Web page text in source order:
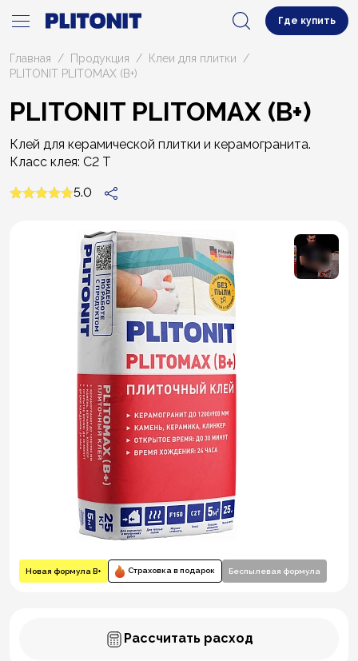
Где купить
Главная Продукция
Клеи для плитки
PLITONIT PLITOMAX (В+)
PLITONIT PLITOMAX (В+)
Клей для керамической плитки и керамогранита.
Класс клея: C2 T
5.0
Новая формула В+ Страховка в подарок Беспылевая формула
Рассчитать расход